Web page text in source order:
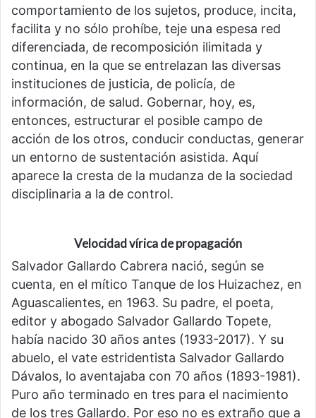
comportamiento de los sujetos, produce, incita,
facilita y no sólo prohíbe, teje una espesa red
diferenciada, de recomposición ilimitada y
continua, en la que se entrelazan las diversas
instituciones de justicia, de policía, de
información, de salud. Gobernar, hoy, es,
entonces, estructurar el posible campo de
acción de los otros, conducir conductas, generar
un entorno de sustentación asistida. Aquí
aparece la cresta de la mudanza de la sociedad
disciplinaria a la de control.
Velocidad vírica de propagación
Salvador Gallardo Cabrera nació, según se
cuenta, en el mítico Tanque de los Huizachez, en
Aguascalientes, en 1963. Su padre, el poeta,
editor y abogado Salvador Gallardo Topete,
había nacido 30 años antes (1933-2017). Y su
abuelo, el vate estridentista Salvador Gallardo
Dávalos, lo aventajaba con 70 años (1893-1981).
Puro año terminado en tres para el nacimiento
de los tres Gallardo. Por eso no es extraño que a